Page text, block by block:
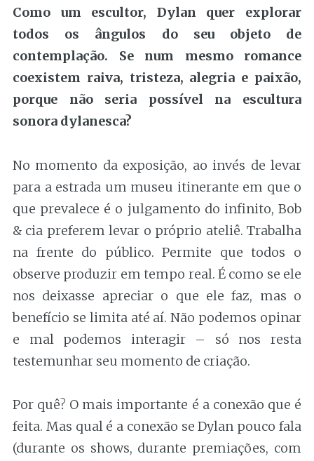
Como um escultor, Dylan quer explorar
todos os ângulos do seu objeto de
contemplação. Se num mesmo romance
coexistem raiva, tristeza, alegria e paixão,
porque não seria possível na escultura
sonora dylanesca?
No momento da exposição, ao invés de levar
para a estrada um museu itinerante em que o
que prevalece é o julgamento do infinito, Bob
& cia preferem levar o próprio ateliê. Trabalha
na frente do público. Permite que todos o
observe produzir em tempo real. É como se ele
nos deixasse apreciar o que ele faz, mas o
benefício se limita até aí. Não podemos opinar
e mal podemos interagir – só nos resta
testemunhar seu momento de criação.
Por quê? O mais importante é a conexão que é
feita. Mas qual é a conexão se Dylan pouco fala
(durante os shows, durante premiações, com